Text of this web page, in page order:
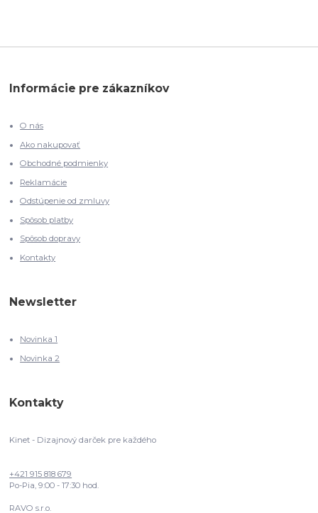
Informácie pre zákazníkov
O nás
Ako nakupovať
Obchodné podmienky
Reklamácie
Odstúpenie od zmluvy
Spôsob platby
Spôsob dopravy
Kontakty
Newsletter
Novinka 1
Novinka 2
Kontakty
Kinet - Dizajnový darček pre každého
+421 915 818 679
Po-Pia, 9:00 - 17:30 hod.
RAVO s.r.o.